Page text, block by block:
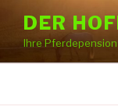
Inhalt
springen
DER
Ihre